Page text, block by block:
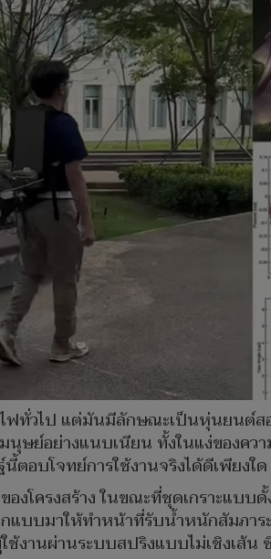
ฟทั่วไป แต่มันมีลักษณะเป็นหุ่นยนต์
นุษย์อย่างแนบเนียน ทั้งในแง่ของค
อบโจทย์การใช้งานจริงได้ดีเพียงใด
โครงสร้าง ในขณะที่ชุดเกราะแบบ
แบบมาให้ทำหน้าที่รับน้ำหนักสัมภา
ช้งานผ่านระบบสปริงแบบไม่เชิงเส้